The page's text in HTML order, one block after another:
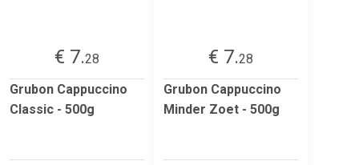
€ 7.28
Grubon Cappuccino
Classic - 500g
€ 7.28
Grubon Cappuccino
Minder Zoet - 500g